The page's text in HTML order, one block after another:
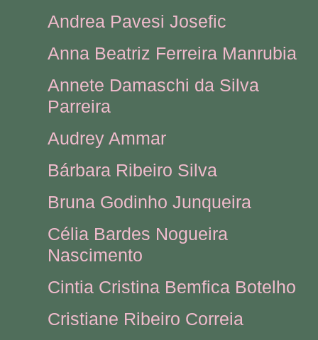
Andrea Pavesi Josefic
Anna Beatriz Ferreira Manrubia
Annete Damaschi da Silva
Parreira
Audrey Ammar
Bárbara Ribeiro Silva
Bruna Godinho Junqueira
Célia Bardes Nogueira
Nascimento
Cintia Cristina Bemfica Botelho
Cristiane Ribeiro Correia